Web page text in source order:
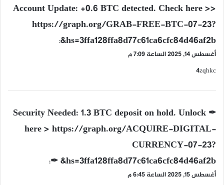
ي
و
ل
Account Update: +0.6 BTC detected. Check here >>
https://graph.org/GRAB-FREE-BTC-07-23?
hs=3ffa128ffa8d77c61ca6cfc84d46af2b&
:
أغسطس 14, 2025 الساعة 7:09 م
4zqhkc
ي
و
ل
✒ Security Needed: 1.3 BTC deposit on hold. Unlock
here > https://graph.org/ACQUIRE-DIGITAL-
CURRENCY-07-23?
hs=3ffa128ffa8d77c61ca6cfc84d46af2b& ✒
:
أغسطس 15, 2025 الساعة 6:45 م